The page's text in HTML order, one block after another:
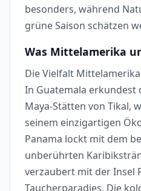
besonders, während
grüne Saison schätzen
Was Mittelamerika
Die Vielfalt
In Guatemala erkundest
Maya-Stätten von Tikal,
seinem einzigartigen
Panama lockt mit dem
unberührten
verzaubert mit der Insel
Taucherparadies. Die